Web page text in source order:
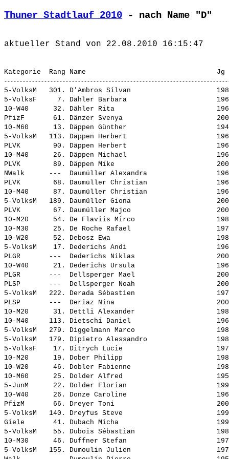
Thuner Stadtlauf 2010 - nach Name "D"
5-VolksM   301. D'Ambros Silvan
5-VolksF     7. Dähler Barbara
10-W40      32. Dähler Rita
PfizF       61. Dänzer Svenya
10-M60      13. Däppen Günther
5-VolksM   113. Däppen Herbert
PLVK        90. Däppen Herbert
10-M40      26. Däppen Michael
PLVK        89. Däppen Mike
NWalk      --- Daumüller Alexandra
PLVK        68. Daumüller Christian
10-M40      87. Daumüller Christian
5-VolksM   189. Daumüller Giona
PLVK        67. Daumüller Majco
10-M20      54. De Flaviis Mirco
10-M30      25. De Roche Rafael
10-W20      52. Debosz Ewa
5-VolksM    17. Dederichs Andi
PLGR       --- Dederichs Niklas
10-W40      21. Dederichs Ursula
PLGR       --- Dellsperger Mael
PLSP       --- Dellsperger Noah
5-VolksM   222. Derada Sébastien
PLSP       --- Deriaz Nina
10-M20      31. Dettli Alexander
10-M40     113. Dietschi Daniel
5-VolksM   279. Diggelmann Marco
5-VolksM   179. Dipietro Alessandro
5-VolksF    17. Ditrych Lucie
10-M20      19. Dober Philipp
10-W20      46. Dobler Fabienne
10-M60      25. Dolder Alfred
5-JunM      22. Dolder Florian
10-W40      26. Donze Caroline
PfizM       66. Dreyer Toni
5-VolksM   140. Dreyfus Steve
Giele       41. Dubach Micha
5-VolksM    55. Dubois Sébastian
10-M30      46. Duffner Stefan
5-VolksM   155. Dumoulin Julien